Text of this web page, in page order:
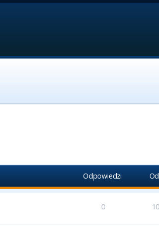
Odpowiedzi
0